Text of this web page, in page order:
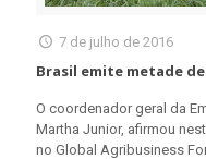
7 de julho de 2016
Brasil emite metade
O coordenador geral da
Martha Junior, afirmou
no Global Agribusiness